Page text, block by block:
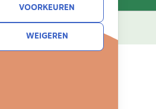
VOORKEUREN
WEIGEREN
NIEUW SALE